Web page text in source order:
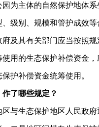
为主体的自然保护地体
级别、规模和管护成效
及其有关部门应当按照
用的生态保护补偿资金
护补偿资金统筹使用。
了哪些规定？
与生态保护地区人民政